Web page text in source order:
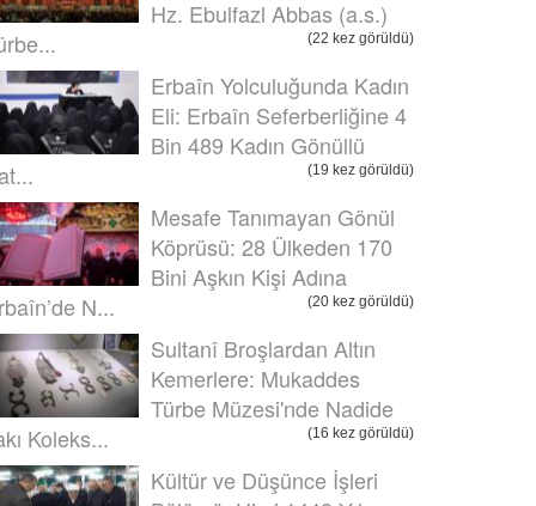
Hz. Ebulfazl Abbas (a.s.)
(22 kez görüldü)
Erbaîn Yolculuğunda Kadın
Eli: Erbaîn Seferberliğine 4
Bin 489 Kadın Gönüllü
(19 kez görüldü)
Mesafe Tanımayan Gönül
Köprüsü: 28 Ülkeden 170
Bini Aşkın Kişi Adına
N...
(20 kez görüldü)
Sultanî Broşlardan Altın
Kemerlere: Mukaddes
Türbe Müzesi'nde Nadide
Koleks...
(16 kez görüldü)
Kültür ve Düşünce İşleri